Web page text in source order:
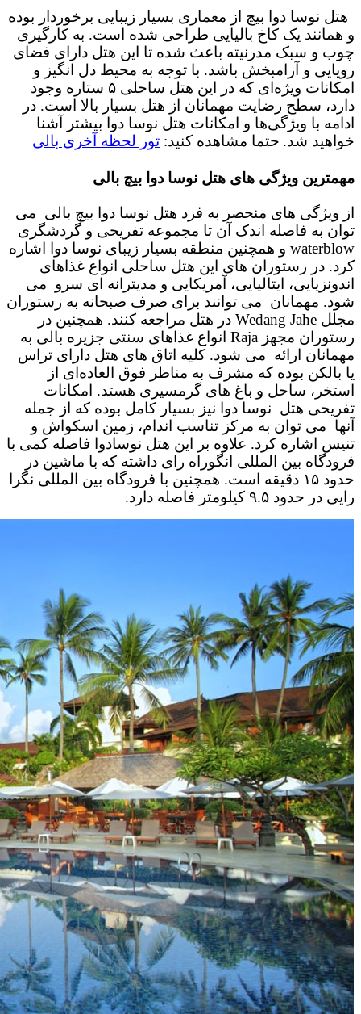
هتل نوسا دوا بیچ از معماری بسیار زیبایی برخوردار بوده
و همانند یک کاخ بالیایی طراحی شده است. به کارگیری
چوب و سبک مدرنیته باعث شده تا این هتل دارای فضای
رویایی و آرامبخش باشد. با توجه به محیط دل انگیز و
امکانات ویژه‌ای که در این هتل ساحلی ۵ ستاره وجود
دارد، سطح رضایت مهمانان از هتل بسیار بالا است. در
ادامه با ویژگی‌ها و امکانات هتل نوسا دوا بیشتر آشنا
خواهید شد. حتما مشاهده کنید: تور لحظه آخری بالی
مهمترین ویژگی های هتل نوسا دوا بیچ بالی
از ویژگی های منحصر به‌ فرد هتل نوسا دوا بیچ بالی می
توان به فاصله اندک آن تا مجموعه تفریحی و گردشگری
waterblow و همچنین منطقه بسیار زیبای نوسا دوا اشاره
کرد. در رستوران های این هتل ساحلی انواع غذاهای
اندونزیایی، ایتالیایی، آمریکایی و مدیترانه‌ ای سرو می
شود. مهمانان می توانند برای صرف صبحانه به رستوران
مجلل Wedang Jahe در هتل مراجعه کنند. همچنین در
رستوران مجهز Raja انواع غذاهای سنتی جزیره بالی به
مهمانان ارائه می شود. کلیه اتاق های هتل دارای تراس
یا بالکن بوده که مشرف به مناظر فوق العاده‌ای از
استخر، ساحل و باغ های گرمسیری هستد. امکانات
تفریحی هتل نوسا دوا نیز بسیار کامل بوده که از جمله
آنها می توان به مرکز تناسب اندام، زمین اسکواش و
تنیس اشاره کرد. علاوه بر این هتل نوسادوا فاصله کمی با
فرودگاه بین المللی انگوراه رای داشته که با ماشین در
حدود ۱۵ دقیقه است. همچنین با فرودگاه بین المللی نگرا
رایی در حدود ۹.۵ کیلومتر فاصله دارد.